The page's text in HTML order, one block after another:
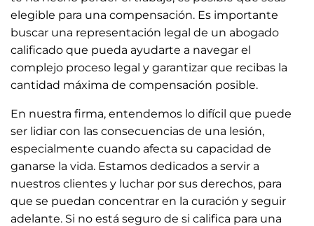
elegible para una compensación. Es importante
buscar una representación legal de un abogado
calificado que pueda ayudarte a navegar el
complejo proceso legal y garantizar que recibas la
cantidad máxima de compensación posible.
En nuestra firma, entendemos lo difícil que puede
ser lidiar con las consecuencias de una lesión,
especialmente cuando afecta su capacidad de
ganarse la vida. Estamos dedicados a servir a
nuestros clientes y luchar por sus derechos, para
que se puedan concentrar en la curación y seguir
adelante. Si no está seguro de si califica para una